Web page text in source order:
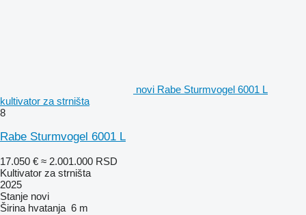
novi Rabe Sturmvogel 6001 L
kultivator za strništa
8
Rabe Sturmvogel 6001 L
17.050 € ≈ 2.001.000 RSD
Kultivator za strništa
2025
Stanje novi
Širina hvatanja 6 m